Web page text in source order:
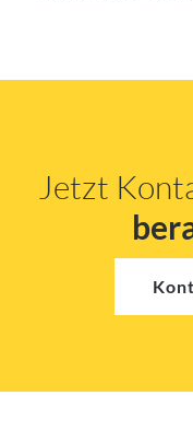
Jetzt